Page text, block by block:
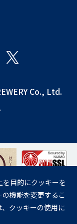
Co., Ltd.
に悪影響を与えるおそれが
目的にクッキーを
機能を変更するこ
クッキーの使用に